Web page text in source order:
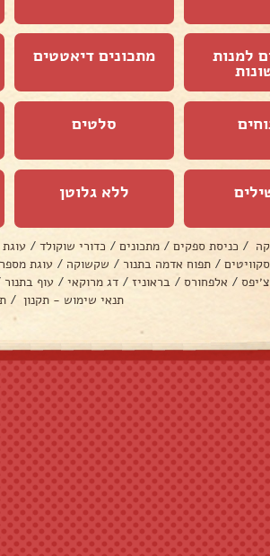
למנות מתכונים דיאטטים
סלטים
ללא גלוטן
/ כניסת ספקים / מתכונים / כדורי שוקולד /
/ תפוח אדמה בתנור / שקשוקה / עוגת
/ אלפחורס / בראוניז / דג מרוקאי / עוף בתנור
תנאי שימוש - תקנון /